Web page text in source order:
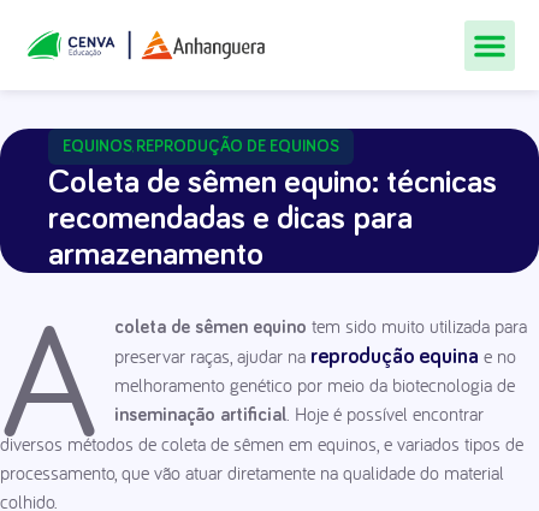
EQUINOS, REPRODUÇÃO DE EQUINOS
Coleta de sêmen equino: técnicas
recomendadas e dicas para
armazenamento
A coleta de sêmen equino tem sido muito utilizada para
preservar raças, ajudar na reprodução equina e no
melhoramento genético por meio da biotecnologia de
inseminação artificial. Hoje é possível encontrar
diversos métodos de coleta de sêmen em equinos, e variados tipos de
processamento, que vão atuar diretamente na qualidade do material
colhido.